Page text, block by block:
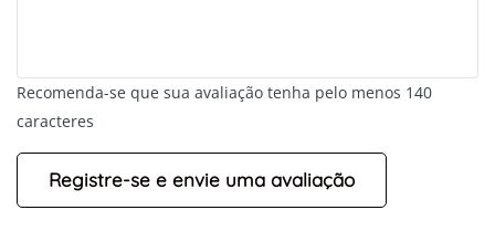
Recomenda-se que sua avaliação tenha pelo menos 140
caracteres